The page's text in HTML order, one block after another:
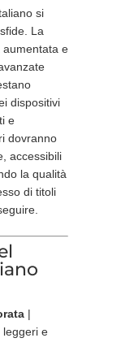
si
La
aumentata e
dispositivi
e
dovranno
accessibili
la qualità
di titoli
|
leggeri e